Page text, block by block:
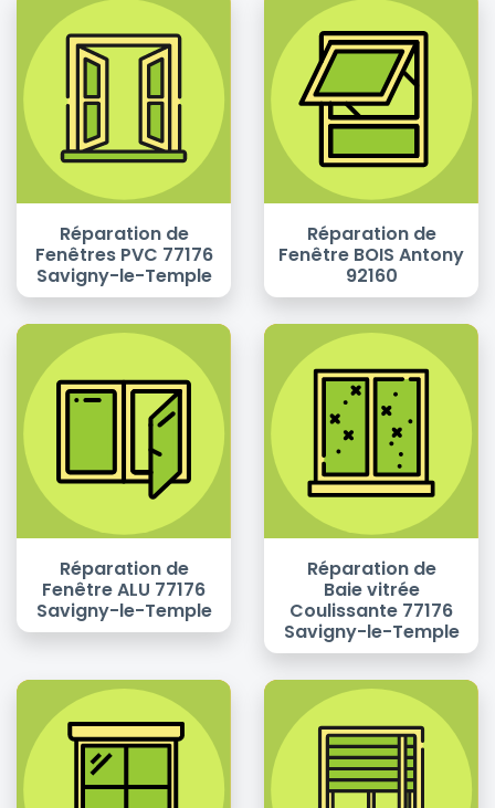
Réparation de
Fenêtres PVC 77176
Savigny-le-Temple
Réparation de
Fenêtre BOIS Antony
92160
Réparation de
Fenêtre ALU 77176
Savigny-le-Temple
Réparation de
Baie vitrée
Coulissante 77176
Savigny-le-Temple